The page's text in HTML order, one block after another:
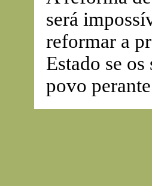
será
reformar a
Estado se
povo